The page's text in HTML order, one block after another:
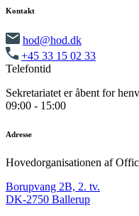
Kontakt
hod@hod.dk
+45 33 15 02 33
Telefontid
Sekretariatet er åbent for
09:00 - 15:00
Adresse
Hovedorganisationen af
Borupvang 2B, 2. tv.
DK-2750 Ballerup